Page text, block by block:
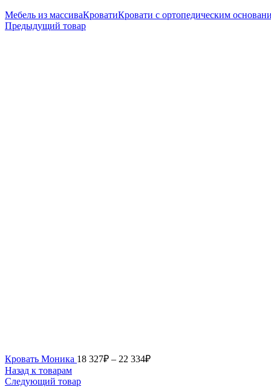
Мебель из массиваКроватиКровати с ортопедическим
Предыдущий товар
Кровать Моника 18 327₽ – 22 334₽
Назад к товарам
Следующий товар